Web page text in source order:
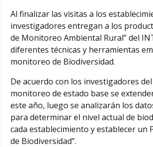
Al finalizar las visitas a los
investigadores entregan a los
de Monitoreo Ambiental Rural” del
diferentes técnicas y herramientas
monitoreo de Biodiversidad.
De acuerdo con los investigadores del
monitoreo de estado base se
este año, luego se analizarán los
para determinar el nivel actual de
cada establecimiento y establecer un
de Biodiversidad”.